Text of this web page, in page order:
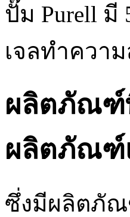
ปั๊ม Purell
เจลทำควา
ผลิตภัณฑ์
ผลิตภัณฑ์
ซึ่งมีผลิตภัณ